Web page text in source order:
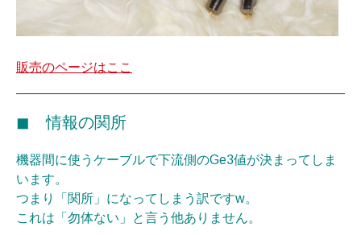
販売のページはここ
◼︎ 情報の関所
機器間に使うケーブルで下流側のGe3値が決まってしま
います。
つまり「関所」になってしまう訳ですw。
これは「勿体ない」と言う他ありません。